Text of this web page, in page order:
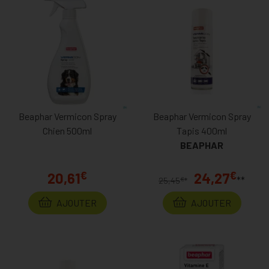
Notez que tous les colis sont préparés par des opérateurs
qualifiés et que, pour chaque commande passée avant 11h30,
Choisir MaPharmacie.be pour vos achats, c’est faire confiance
derrière elle. Même quand vous faites vos achats sur le web,
vous pouvez soutenir les commerçants proches de vous et
bénéficier d’une expérience client aussi satisfaisante qu’en
Beaphar Vermicon Spray
Chien 500ml
20,61€
AJOUTER
Beaphar Vermicon Spray
Tapis 400ml
BEAPHAR
25,45€* 24,27€**
AJOUTER